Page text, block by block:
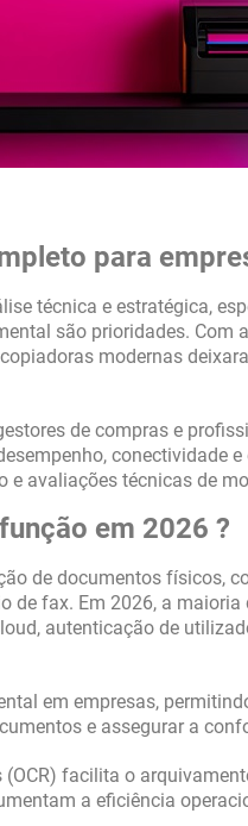
para
técnica e estratégica,
são prioridades. Com
modernas
de compras e
conectividade
avaliações técnicas de
em 2026 ?
de documentos físicos,
de fax. Em 2026, a
autenticação de
em empresas,
e assegurar a
facilita o
a eficiência